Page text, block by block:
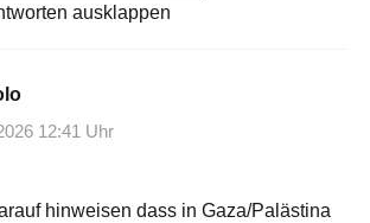
ausklappen
12:41 Uhr
hinweisen dass in Gaza/Palästina